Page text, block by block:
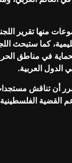
منها تقرير
كما ستبحث
في مناطق
الدول العربية.
أن تناقش
القضية